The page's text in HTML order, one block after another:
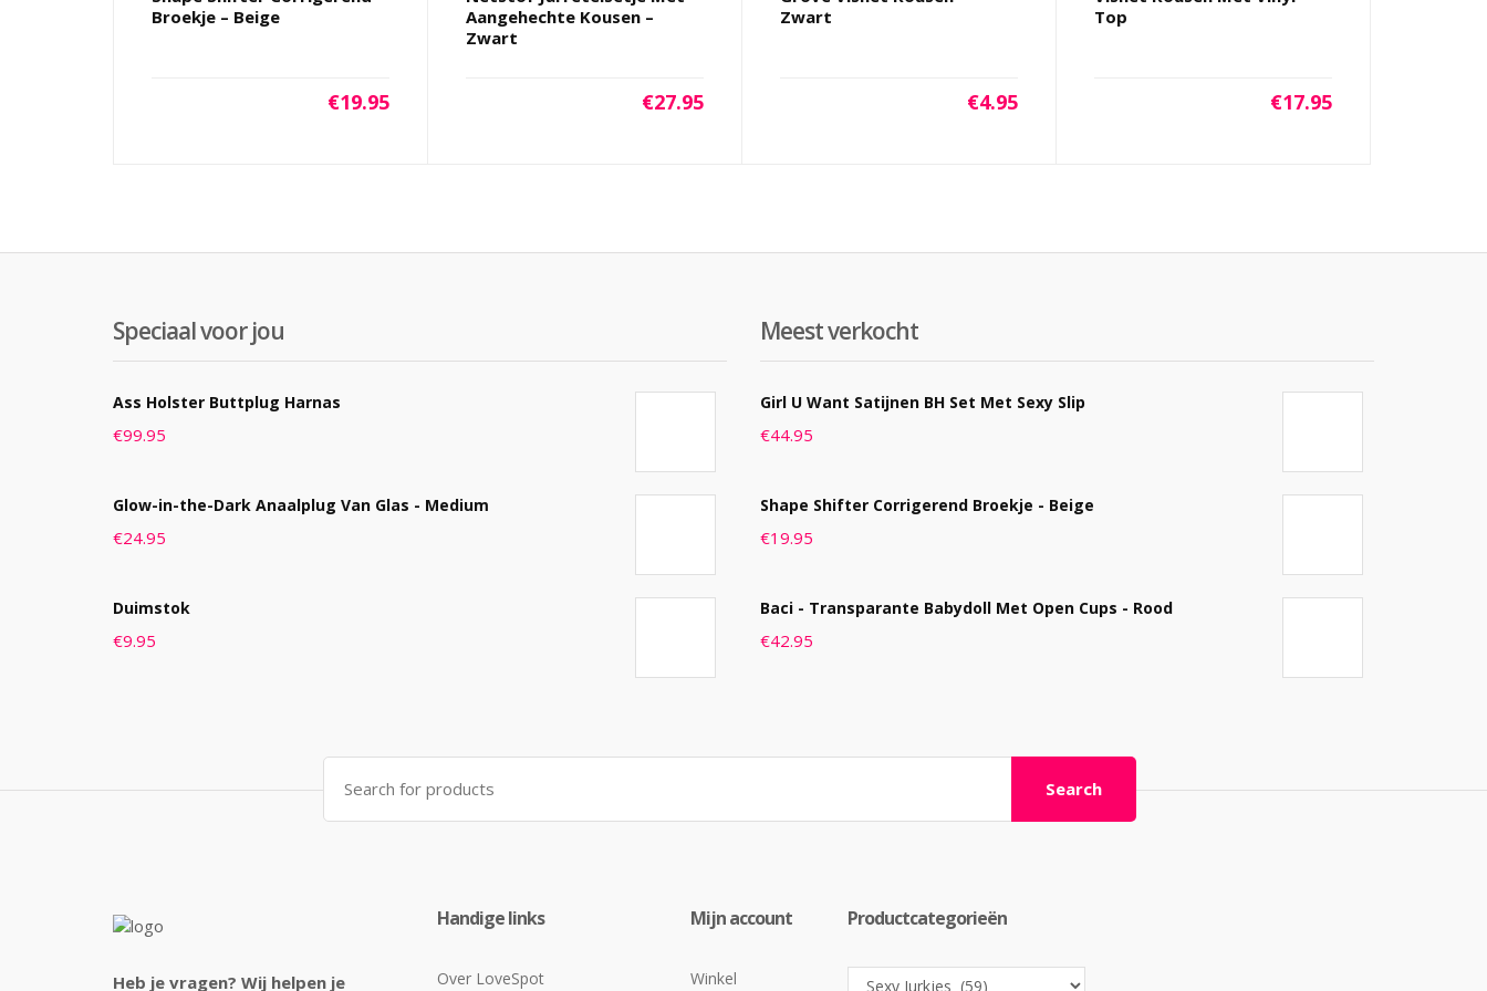
Broekje – Beige
€19.95
Aangehechte Kousen –
Zwart
€27.95
Zwart
€4.95
Top
€17.95
Speciaal voor jou
Ass Holster Buttplug Harnas
€99.95
Glow-in-the-Dark Anaalplug Van Glas - Medium
€24.95
Duimstok
€9.95
Meest verkocht
Girl U Want Satijnen BH Set Met Sexy Slip
€44.95
Shape Shifter Corrigerend Broekje - Beige
€19.95
Baci - Transparante Babydoll Met Open Cups - Rood
€42.95
Search
for:
Search
Heb je vragen? Wij helpen je
Handige links
Over LoveSpot
Mijn account
Winkel
Productcategorieën